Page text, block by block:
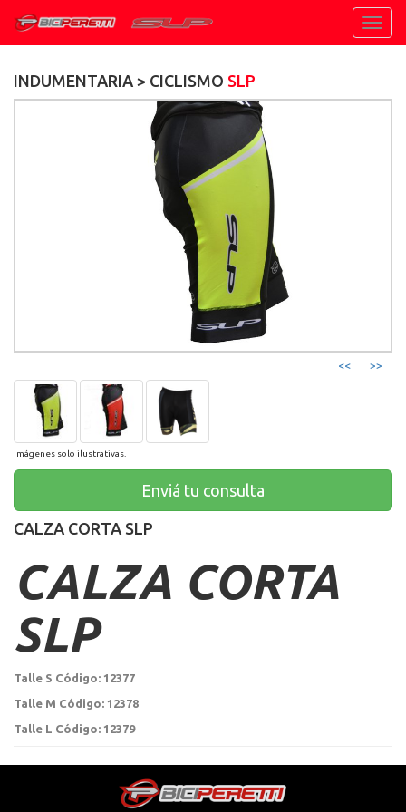
INDUMENTARIA > CICLISMO SLP
<< >>
Imágenes solo ilustrativas.
Enviá tu consulta
CALZA CORTA SLP
CALZA CORTA
SLP
Talle S Código: 12377
Talle M Código: 12378
Talle L Código: 12379